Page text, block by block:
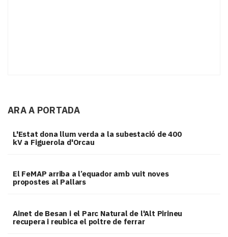
ARA A PORTADA
L'Estat dona llum verda a la subestació de 400
kV a Figuerola d'Orcau
El FeMAP arriba a l’equador amb vuit noves
propostes al Pallars
Ainet de Besan i el Parc Natural de l'Alt Pirineu
recupera i reubica el poltre de ferrar